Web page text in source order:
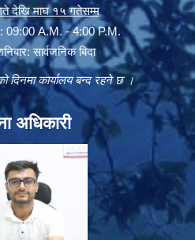
देखि माघ १५ गतेसम्म
09:00 A.M. - 4:00 P.M.
सार्वजनिक बिदा
दिनमा कार्यालय बन्द रहने छ ।
अधिकारी